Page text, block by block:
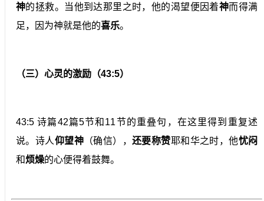
神的拯救。当他到达那里之时，他的渴望便因着神而得满
足，因为神就是他的喜乐。
（三）心灵的激励（43:5）
43:5 诗篇42篇5节和11节的重叠句，在这里得到重复述
说。诗人仰望神（确信），还要称赞耶和华之时，他忧闷
和烦燥的心便得着鼓舞。